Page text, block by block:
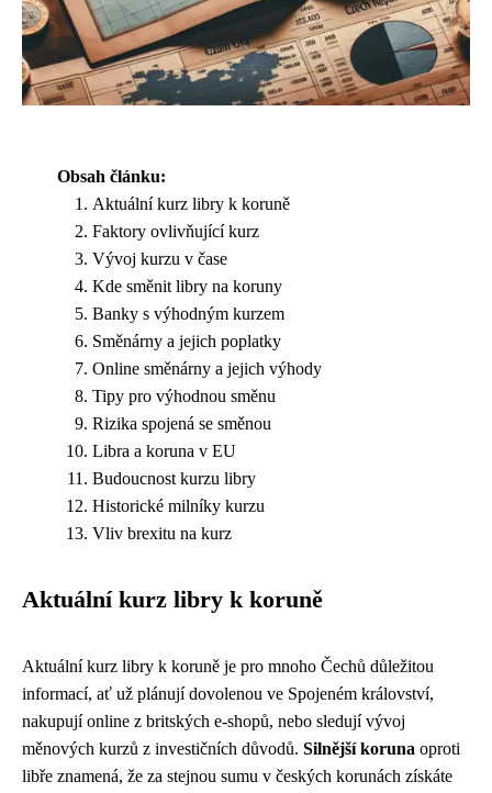
Obsah článku:
Aktuální kurz libry k koruně
Faktory ovlivňující kurz
Vývoj kurzu v čase
Kde směnit libry na koruny
Banky s výhodným kurzem
Směnárny a jejich poplatky
Online směnárny a jejich výhody
Tipy pro výhodnou směnu
Rizika spojená se směnou
Libra a koruna v EU
Budoucnost kurzu libry
Historické milníky kurzu
Vliv brexitu na kurz
Aktuální kurz libry k koruně
Aktuální kurz libry k koruně je pro mnoho Čechů důležitou
informací, ať už plánují dovolenou ve Spojeném království,
nakupují online z britských e-shopů, nebo sledují vývoj
měnových kurzů z investičních důvodů. Silnější koruna oproti
libře znamená, že za stejnou sumu v českých korunách získáte